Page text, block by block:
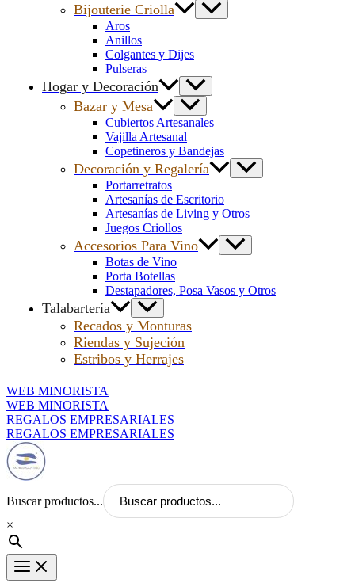
Bijouterie Criolla
Aros
Anillos
Colgantes y Dijes
Pulseras
Hogar y Decoración
Bazar y Mesa
Cubiertos Artesanales
Vajilla Artesanal
Copetineros y Bandejas
Decoración y Regalería
Portarretratos
Artesanías de Escritorio
Artesanías de Living y Otros
Juegos Criollos
Accesorios Para Vino
Botas de Vino
Porta Botellas
Destapadores, Posa Vasos y Otros
Talabartería
Recados y Monturas
Riendas y Sujeción
Estribos y Herrajes
WEB MINORISTA
WEB MINORISTA
REGALOS EMPRESARIALES
REGALOS EMPRESARIALES
Buscar productos...
×